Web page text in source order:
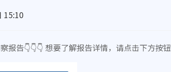
15:10
告👇👇👇 想要了解报告详情，请点击下方按钮